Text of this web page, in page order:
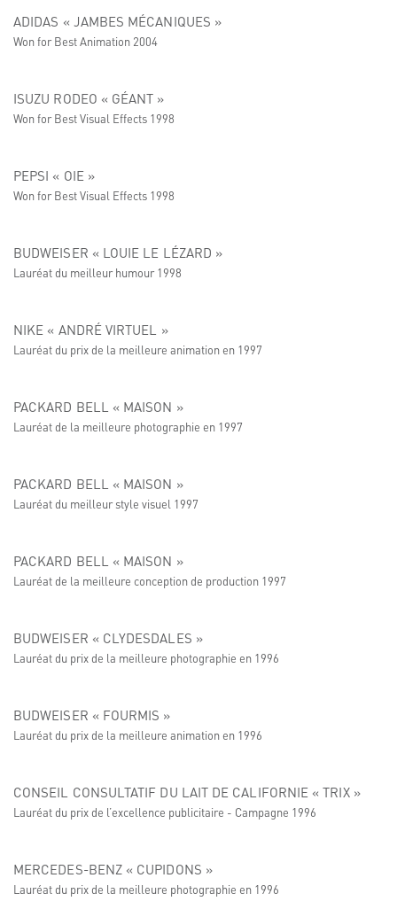
ADIDAS « JAMBES MÉCANIQUES »
Won for Best Animation 2004
ISUZU RODEO « GÉANT »
Won for Best Visual Effects 1998
PEPSI « OIE »
Won for Best Visual Effects 1998
BUDWEISER « LOUIE LE LÉZARD »
Lauréat du meilleur humour 1998
NIKE « ANDRÉ VIRTUEL »
Lauréat du prix de la meilleure animation en 1997
PACKARD BELL « MAISON »
Lauréat de la meilleure photographie en 1997
PACKARD BELL « MAISON »
Lauréat du meilleur style visuel 1997
PACKARD BELL « MAISON »
Lauréat de la meilleure conception de production 1997
BUDWEISER « CLYDESDALES »
Lauréat du prix de la meilleure photographie en 1996
BUDWEISER « FOURMIS »
Lauréat du prix de la meilleure animation en 1996
CONSEIL CONSULTATIF DU LAIT DE CALIFORNIE « TRIX »
Lauréat du prix de l’excellence publicitaire - Campagne 1996
MERCEDES-BENZ « CUPIDONS »
Lauréat du prix de la meilleure photographie en 1996